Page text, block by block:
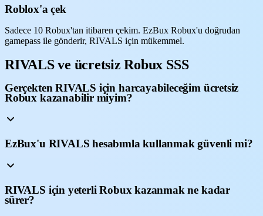
Roblox'a çek
Sadece 10 Robux'tan itibaren çekim. EzBux Robux'u doğrudan
gamepass ile gönderir, RIVALS için mükemmel.
RIVALS ve ücretsiz Robux SSS
Gerçekten RIVALS için harcayabileceğim ücretsiz
Robux kazanabilir miyim?
EzBux'u RIVALS hesabımla kullanmak güvenli mi?
RIVALS için yeterli Robux kazanmak ne kadar
sürer?